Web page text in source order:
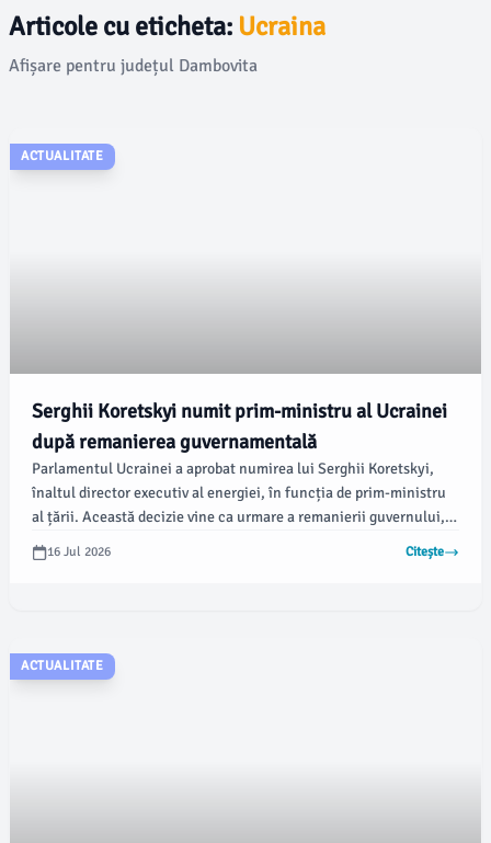
Articole cu eticheta: Ucraina
Afișare pentru județul Dambovita
ACTUALITATE
Serghii Koretskyi numit prim-ministru al Ucrainei
după remanierea guvernamentală
Parlamentul Ucrainei a aprobat numirea lui Serghii Koretskyi,
înaltul director executiv al energiei, în funcția de prim-ministru
al țării. Această decizie vine ca urmare a remanierii guvernului,
efectuată de președintele Volodimir Zelenski, conform
damboviteanul.com.
16 Jul 2026 Citește
ACTUALITATE